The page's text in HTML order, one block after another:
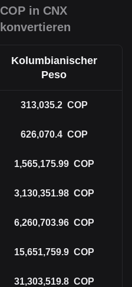
COP in CNX
konvertieren
Kolumbianischer
Peso
313,035.2 COP
626,070.4 COP
1,565,175.99 COP
3,130,351.98 COP
6,260,703.96 COP
15,651,759.9 COP
31,303,519.8 COP